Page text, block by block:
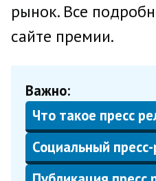
рынок. Все
сайте премии.
Важно:
Что такое пресс
Социальный пресс-